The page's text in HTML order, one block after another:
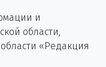
и
области,
«Редакция